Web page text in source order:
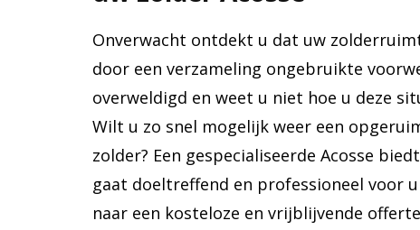
Onverwacht ontdekt u dat uw
door een verzameling ongebruikte
overweldigd en weet u niet hoe u deze
Wilt u zo snel mogelijk weer een
zolder? Een gespecialiseerde Acosse
gaat doeltreffend en professioneel voor
naar een kosteloze en vrijblijvende